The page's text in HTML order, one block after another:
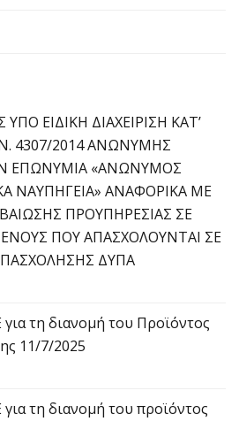
ΕΙΔΙΚΗ ΔΙΑΧΕΙΡΙΣΗ ΚΑΤ’
4307/2014 ΑΝΩΝΥΜΗΣ
ΕΠΩΝΥΜΙΑ «ΑΝΩΝΥΜΟΣ
ΝΑΥΠΗΓΕΙΑ» ΑΝΑΦΟΡΙΚΑ ΜΕ
ΠΡΟΥΠΗΡΕΣΙΑΣ ΣΕ
ΠΟΥ ΑΠΑΣΧΟΛΟΥΝΤΑΙ ΣΕ
ΔΥΠΑ
τη διανομή του Προϊόντος
11/7/2025
τη διανομή του προϊόντος